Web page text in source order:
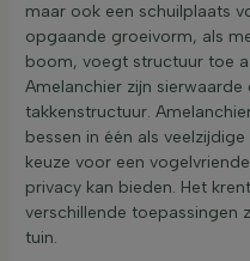
maar ook een schuilplaats
opgaande groeivorm, als
boom, voegt structuur toe
Amelanchier zijn sierwaarde
takkenstructuur.
bessen in één als veelzijdige
keuze voor een
privacy kan bieden. Het
verschillende toepassingen
tuin.